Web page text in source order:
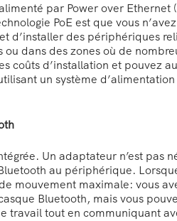
par Power over Ethernet
PoE est que vous
d’installer des périphériques
dans des zones où de
coûts d’installation et pouvez
un système d’alimentation
Un adaptateur n’est pas
au périphérique.
mouvement maximale: vous
Bluetooth, mais vous
travail tout en communiquant